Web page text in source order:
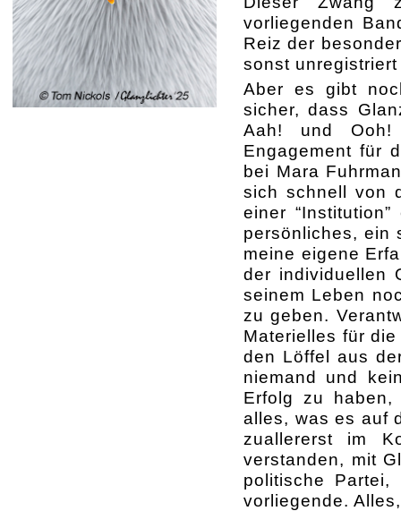
vorliegenden
Reiz der
sonst
Aber es gibt
sicher, dass
Aah! und Ooh!
Engagement für
bei Mara
sich schnell von
einer
persönliches, ein
meine eigene
der individuellen
seinem Leben
zu geben.
Materielles für
den Löffel aus
niemand und
Erfolg zu haben,
alles, was es auf
zuallererst im
verstanden, mit
politische
vorliegende.